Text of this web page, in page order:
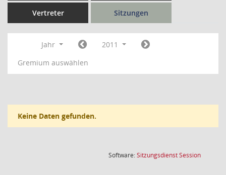
Vertreter Sitzungen
Jahr
2011
Gremium auswählen
Keine Daten gefunden.
Software:SitzungsdienstSession(Wird in